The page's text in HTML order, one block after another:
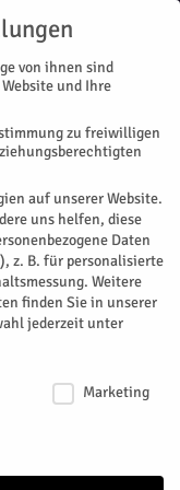
DAUBENRATH
Fairness und
von ihnen sind
und Ihre
zu freiwilligen
auf unserer Website.
uns helfen, diese
Daten
z. B. für personalisierte
Weitere
finden Sie in unserer
jederzeit unter
Marketing